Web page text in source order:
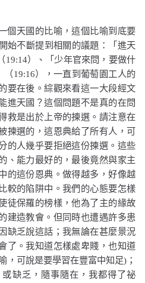
個天國的比喻，這個比喻到底要
始不斷提到相關的議題：「進天
19:14）、「少年官來問，要做什
（19:16），一直到葡萄園工人的
要在後。綜觀來看這一大段經文
進天國？這個問題不是真的在問
救是出於上帝的揀選。請注意在
揀選的，這恩典給了所有人，可
的人幾乎要拒絕這份揀選。這些
、能力最好的，最後竟然與家主
的這份恩典。做得越多，好像越
較的陷阱中。我們的心態要怎樣
徒保羅的榜樣，他為了主的緣故
建造教會。但同時也遭遇許多患
缺乏說這話；我無論在甚麼景況
了。我知道怎樣處卑賤，也知道
，可說是要學習在豐富中知足) ；
缺乏，隨事隨在，我都得了祕